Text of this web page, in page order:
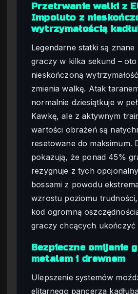
Przetrwanie walki z
Impoluto z
wytrzymałością
Legendarne statki są znane
graczy w kilka sekund –
nieskończoną
zmienia walkę. Atak
normalnie dziesiątkuje w
Kawkę, ale z aktywnym
wartości obrażeń są
resetowane do maksimum.
pokazują, że ponad 45%
rezygnuje z tych
bossami z powodu
wzrostu poziomu
kod ogromną
graczy chcących ukończyć
Bezpieczne omijanie
metalem i drewnem
Ulepszenie systemów
elitarnego pancerza